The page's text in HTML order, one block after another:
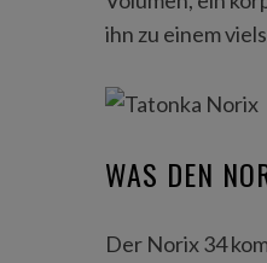
ihn zu einem
WAS DEN
Der Norix 34
S
a